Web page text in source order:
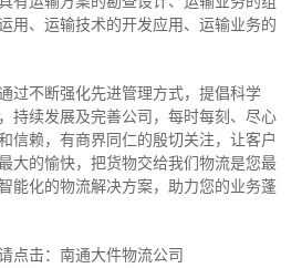
用、运输技术的开发应用、运输业务的
过不断强化先进管理方式，提倡科学
持续发展及完善公司，每时每刻、尽心
信赖，有商界同仁的殷切关注， 让客户
大的愉快，把货物交给我们物流是您最
能化的物流解决方案，助力您的业务蓬
点击：南通大件物流公司